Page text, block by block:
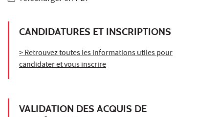
CANDIDATURES ET INSCRIPTIONS
> Retrouvez toutes les informations utiles pour
candidater et vous inscrire
VALIDATION DES ACQUIS DE